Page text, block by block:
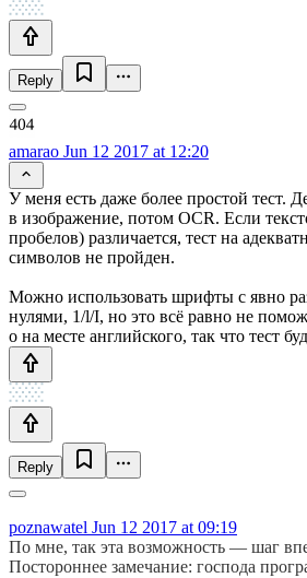
Reply
amarao Jun 12 2017 at 12:20
У меня есть даже более простой тест.
в изображение, потом OCR. Если
пробелов) различается, тест на
символов не пройден.
Можно использовать шрифты с явно
нулями, 1/l/I, но это всё равно не
o на месте английского, так что тест
Reply
poznawatel Jun 12 2017 at 09:19
По мне, так эта возможность — шаг
Постороннее замечание: господа